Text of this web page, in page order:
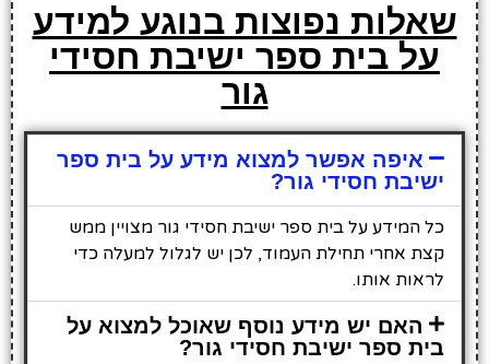
שאלות נפוצות בנוגע למידע
על בית ספר ישיבת חסידי
גור
איפה אפשר למצוא מידע על בית ספר
ישיבת חסידי גור?
כל המידע על בית ספר ישיבת חסידי גור מצויין ממש
קצת אחרי תחילת העמוד, לכן יש לגלול למעלה כדי
לראות אותו.
האם יש מידע נוסף שאוכל למצוא על
בית ספר ישיבת חסידי גור?